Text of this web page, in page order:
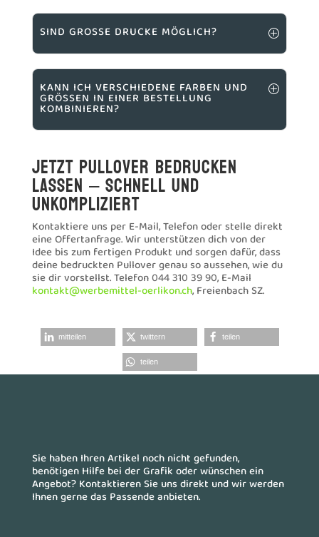
Whatsapp:079 232 66 66
E-Mail: kontakt@werbemittel-oerlikon.ch

Textildruck
Arbeitskleidung
Merchandising
Über uns
Referenzen
FAQ
Datenschutz